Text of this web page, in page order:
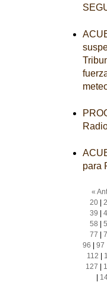
para
«
20|
39
58
77
96
97
112
127